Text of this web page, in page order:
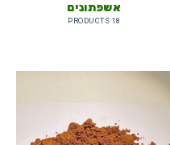
אשפתונים
18 PRODUCTS